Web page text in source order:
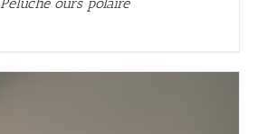
Peluche ours polaire